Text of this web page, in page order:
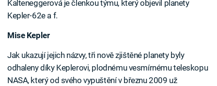
Kalteneggerová je členkou týmu, který objevil planety
Kepler-62e a f.
Mise Kepler
Jak ukazují jejich názvy, tři nově zjištěné planety byly
odhaleny díky Keplerovi, plodnému vesmírnému teleskopu
NASA, který od svého vypuštění v březnu 2009 už